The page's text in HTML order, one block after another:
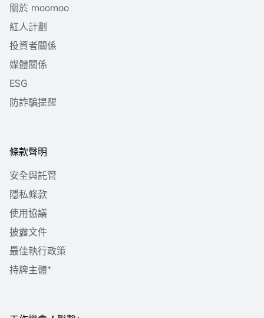
關於 moomoo
紅人計劃
投資者關係
媒體關係
ESG
防詐騙提醒
條款聲明
安全與託管
隱私條款
使用協議
披露文件
最佳執行政策
持牌主體*